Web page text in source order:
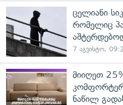
ცელიანი
რომელიც
7 აგვისტო,
მიიღეთ
ნაწილ